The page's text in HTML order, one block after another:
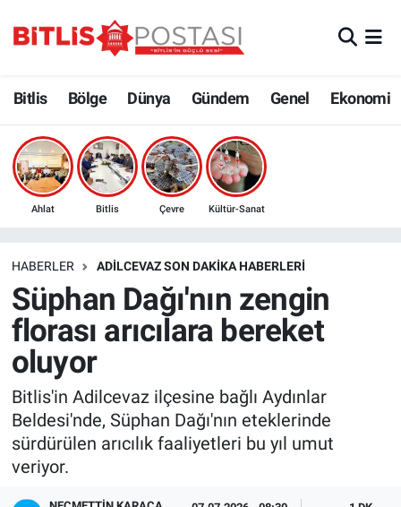
Bitlis Bölge Dünya Gündem Genel Ekonomi
Ahlat Bitlis Çevre Kültür-Sanat
HABERLER ADILCEVAZ SON DAKIKA HABERLERI
Süphan Dağı'nın zengin
florası arıcılara bereket
oluyor
Bitlis'in Adilcevaz ilçesine bağlı Aydınlar
Beldesi'nde, Süphan Dağı'nın eteklerinde
sürdürülen arıcılık faaliyetleri bu yıl umut
veriyor.
Bölge
Çevre
Eğitim
Ekonomi
Genel
Gündem
Kültür-Sanat
Bitlis Trafik Yoğunluk Haritası
Süper Lig Puan Durumu ve Fikstür
Son Dakika Haberleri
Haber Arşivi